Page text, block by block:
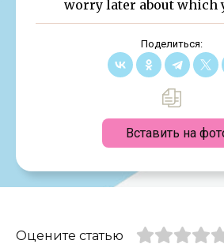
worry later about which
Поделиться:
Вставить на
Оцените статью